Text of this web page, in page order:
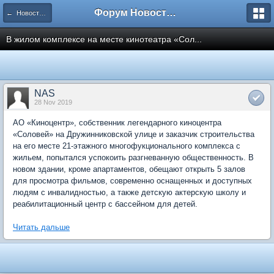
← Новости рынка недвижимости Форум Новостройки
В жилом комплексе на месте кинотеатра «Сол...
NAS
28 Nov 2019
АО «Киноцентр», собственник легендарного киноцентра
«Соловей» на Дружинниковской улице и заказчик строительства
на его месте 21-этажного многофукционального комплекса с
жильем, попытался успокоить разгневанную общественность. В
новом здании, кроме апартаментов, обещают открыть 5 залов
для просмотра фильмов, современно оснащенных и доступных
людям с инвалидностью, а также детскую актерскую школу и
реабилитационный центр с бассейном для детей.
Читать дальше